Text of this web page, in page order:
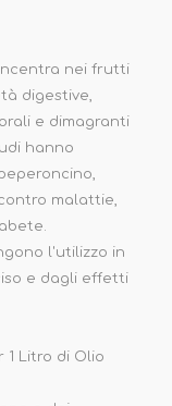
nei frutti
digestive,
e dimagranti
hanno
malattie,
l'utilizzo in
e dagli effetti
Litro di Olio